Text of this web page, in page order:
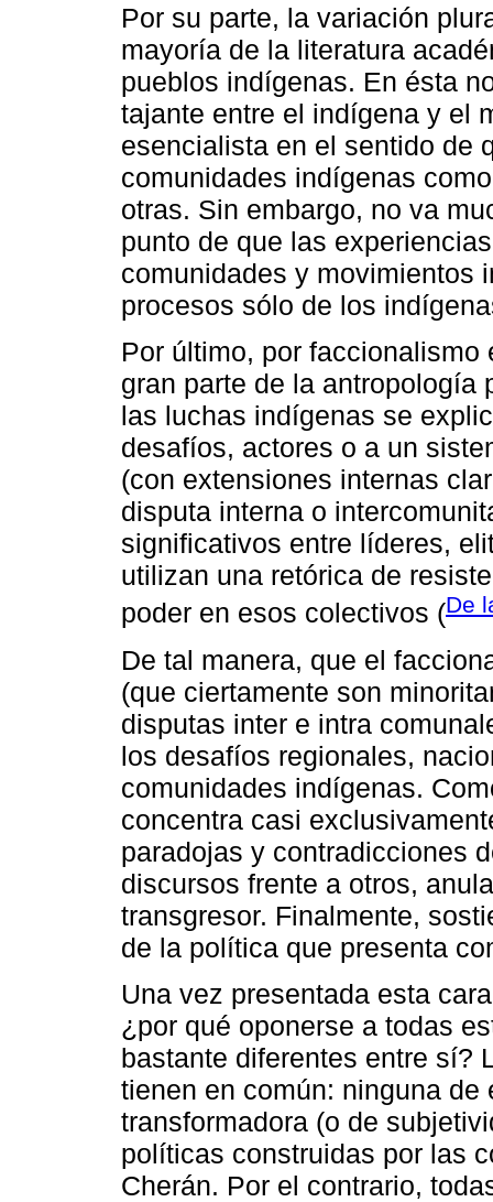
Por su parte, la variación
mayoría de la literatura
pueblos indígenas. En ésta
tajante entre el indígena y el
esencialista en el sentido de
comunidades indígenas
otras. Sin embargo, no va
punto de que las
comunidades y movimientos
procesos sólo de los
Por último, por
gran parte de la antropología
las luchas indígenas se
desafíos, actores o a un
(con extensiones internas
disputa interna o
significativos entre líderes,
utilizan una retórica de
poder en esos colectivos (De
De tal manera, que el
(que ciertamente son
disputas inter e intra
los desafíos regionales,
comunidades indígenas.
concentra casi
paradojas y contradicciones
discursos frente a otros,
transgresor. Finalmente,
de la política que presenta
Una vez presentada esta
¿por qué oponerse a todas
bastante diferentes entre sí?
tienen en común: ninguna
transformadora (o de
políticas construidas por las
Cherán. Por el contrario,